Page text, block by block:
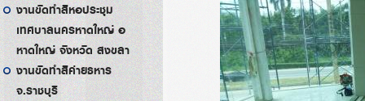
งานขัดทำสีหอประชุม
เทศบาลนครหาดใหญ่ อ
หาดใหญ่ จังหวัด สงขลา
งานขัดทำสีค่ายธหาร
จ.ราชบุรี